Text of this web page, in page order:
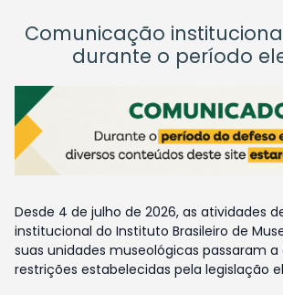
Comunicação
durante o período
Desde 4 de julho de 2026, as atividades
institucional do Instituto Brasileiro de
suas unidades museológicas passaram a
restrições estabelecidas pela legislação